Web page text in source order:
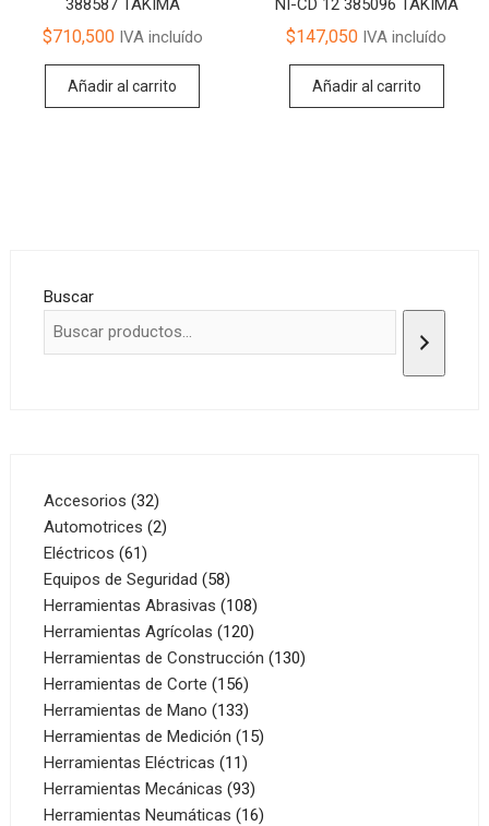
388587 TAKIMA
$710,500IVA incluído
Añadir al carrito
NI-CD 12 385096 TAKIMA
$147,050 IVA incluído
Añadir al carrito
Buscar
Accesorios 3232
productos
Automotrices 22
Eléctricos 6161
productos
Equipos de Seguridad 5858
productos
Herramientas Abrasivas 108108
productos
Herramientas Agrícolas 120120
productos
Herramientas de Construcción 130130
Herramientas de Corte 156156
productos
Herramientas de Mano 133133
productos
Herramientas de Medición 1515
Herramientas Eléctricas 1111
productos
Herramientas Mecánicas 9393
productos
Herramientas Neumáticas 1616